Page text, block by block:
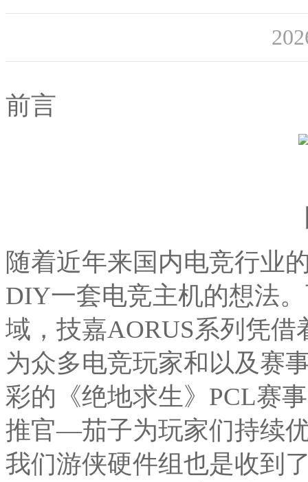
前言
随着近年来国内电竞行业
DIY一套电竞主机的想法
域，技嘉AORUS系列凭
为众多电竞玩家和以及赛
彩的《绝地求生》PCL赛
推官—茄子为玩家们持续
我们游侠硬件组也是收到